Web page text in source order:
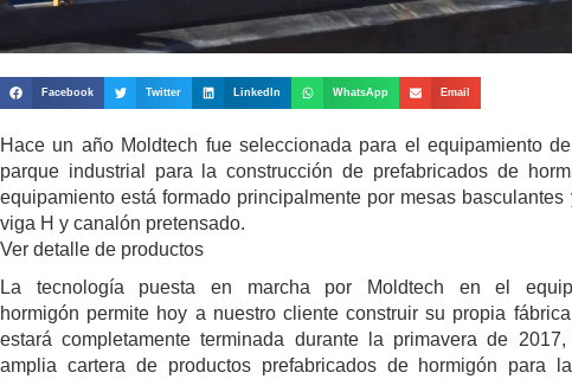
Facebook Twitter LinkedIn WhatsApp Email
Hace un año Moldtech fue seleccionada para el equipamiento
parque industrial para la construcción de prefabricados de
equipamiento está formado principalmente por mesas
viga H y canalón pretensado.
Ver detalle de productos
La tecnología puesta en marcha por Moldtech en el
hormigón permite hoy a nuestro cliente construir su propia
estará completamente terminada durante la primavera de
amplia cartera de productos prefabricados de hormigón para